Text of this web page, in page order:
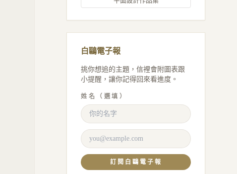
白鷗電子報
挑你想追的主題，信裡會附圖表跟
小提醒，讓你記得回來看進度。
姓名（選填）
訂閱白鷗電子報